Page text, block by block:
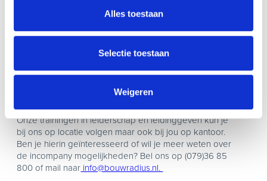
Alles toestaan
Selectie toestaan
Weigeren
organisatie
Naast onze vaste formats, bieden we ook
leiderschapstrainingen op maat aan. We denken graag
mee over de juiste invulling voor de teams binnen
jouw bedrijf. En natuurlijk is het mogelijk om een
geschikt is voor betreffende leidinggevenden binnen
jouw organisatie.
Onze trainingen in leiderschap en leidinggeven kun je
bij ons op locatie volgen maar ook bij jou op kantoor.
Ben je hierin geïnteresseerd of wil je meer weten over
de incompany mogelijkheden? Bel ons op (079)36 85
800 of mail naar info@bouwradius.nl.